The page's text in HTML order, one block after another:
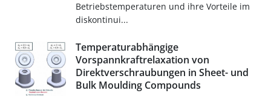
Betriebstemperaturen und ihre Vorteile im
diskontinui...
Temperaturabhängige
Vorspannkraftrelaxation von
Direktverschraubungen in Sheet- und
Bulk Moulding Compounds